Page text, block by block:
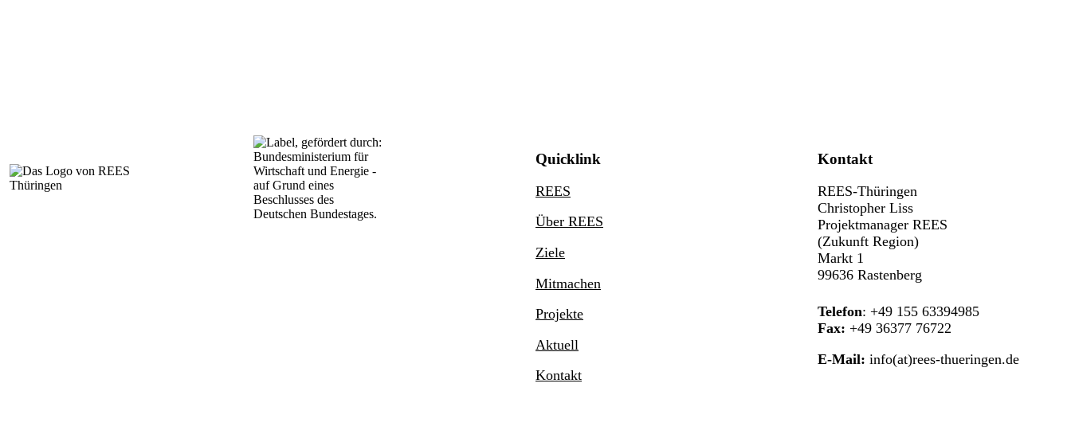
Quicklink
REES
Über REES
Ziele
Mitmachen
Projekte
Aktuell
Kontakt
Kontakt
REES-Thüringen
Christopher Liss
Projektmanager REES
(Zukunft Region)
Markt 1
99636 Rastenberg
Telefon: +49 155 63394985
Fax: +49 36377 76722
E-Mail: info(at)rees-thueringen.de